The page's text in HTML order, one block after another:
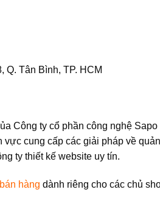
Q. Tân Bình, TP. HCM
Công ty cổ phần công nghệ
cung cấp các giải pháp về
ty thiết kế website uy tín.
hàng dành riêng cho các chủ